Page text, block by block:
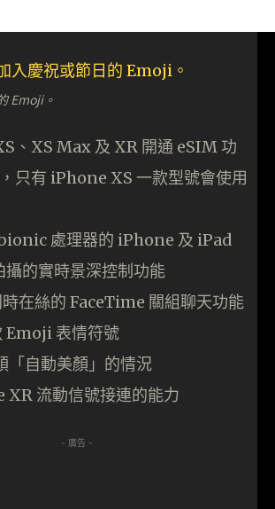
Emoji。
、XS Max 及 XR 開通 eSIM 功
只有 iPhone XS 一款型號會使用
處理器的 iPhone 及 iPad
的實時景深控制功能
在絲的 FaceTime 關組聊天功能
Emoji 表情符號
「自動美顏」的情況
流動信號接連的能力
- 廣告 -